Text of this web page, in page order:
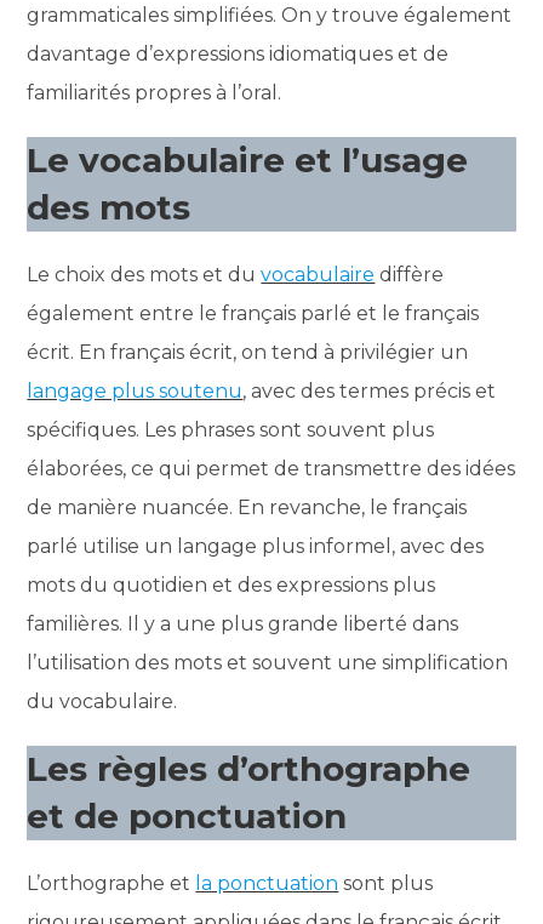
grammaticales simplifiées. On y trouve également
davantage d’expressions idiomatiques et de
familiarités propres à l’oral.
Le vocabulaire et l’usage
des mots
Le choix des mots et duvocabulaire diffère
également entre le français parlé et le français
écrit. En français écrit, on tend à privilégier un
langage plus soutenu, avec des termes précis et
spécifiques. Les phrases sont souvent plus
élaborées, ce qui permet de transmettre des idées
de manière nuancée. En revanche, le français
parlé utilise un langage plus informel, avec des
mots du quotidien et des expressions plus
familières. Il y a une plus grande liberté dans
l’utilisation des mots et souvent une simplification
du vocabulaire.
Les règles d’orthographe
et de ponctuation
L’orthographe et la ponctuation sont plus